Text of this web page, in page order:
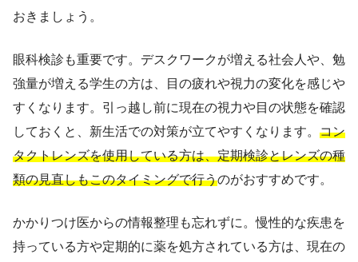
おきましょう。
眼科検診も重要です。デスクワークが増える社会人や、勉
強量が増える学生の方は、目の疲れや視力の変化を感じや
すくなります。引っ越し前に現在の視力や目の状態を確認
しておくと、新生活での対策が立てやすくなります。 コン
タクトレンズを使用している方は、定期検診とレンズの種
類の見直しもこのタイミングで行うのがおすすめです。
かかりつけ医からの情報整理も忘れずに。慢性的な疾患を
持っている方や定期的に薬を処方されている方は、現在の